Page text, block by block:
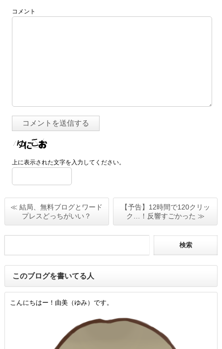
コメント
上に表示された文字を入力してください。
≪ 結局、無料ブログとワード
プレスどっちがいい？
【予告】12時間で120クリッ
ク…！反響すごかった ≫
このブログを書いてる人
こんにちはー！由美（ゆみ）です。